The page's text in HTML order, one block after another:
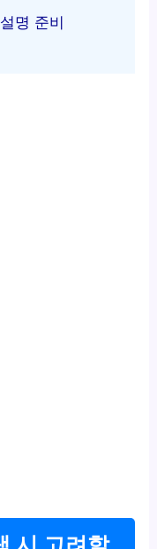
명 준비